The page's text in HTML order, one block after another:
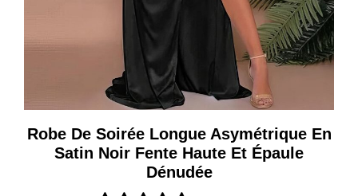
Robe De Soirée Longue Asymétrique En
Satin Noir Fente Haute Et Épaule
Dénudée